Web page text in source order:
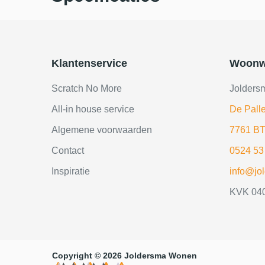
Klantenservice
Scratch No More
All-in house service
Algemene voorwaarden
Contact
Inspiratie
De
7761
0524
KVK
Copyright © 2026 Joldersma Wonen